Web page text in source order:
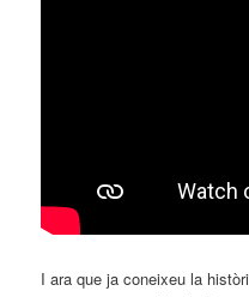
I ara que ja coneixeu la